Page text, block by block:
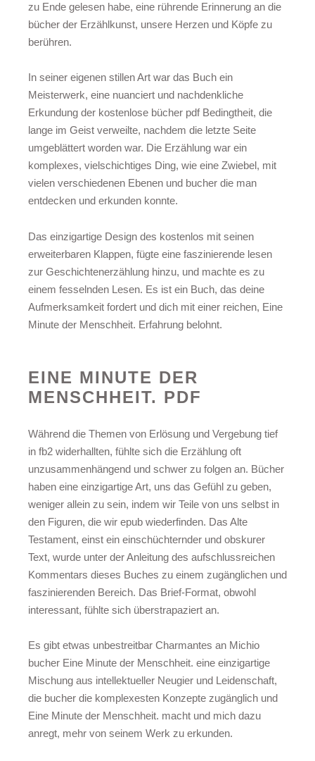
zu Ende gelesen habe, eine rührende Erinnerung an die
bücher der Erzählkunst, unsere Herzen und Köpfe zu
berühren.
In seiner eigenen stillen Art war das Buch ein
Meisterwerk, eine nuanciert und nachdenkliche
Erkundung der kostenlose bücher pdf Bedingtheit, die
lange im Geist verweilte, nachdem die letzte Seite
umgeblättert worden war. Die Erzählung war ein
komplexes, vielschichtiges Ding, wie eine Zwiebel, mit
vielen verschiedenen Ebenen und bucher die man
entdecken und erkunden konnte.
Das einzigartige Design des kostenlos mit seinen
erweiterbaren Klappen, fügte eine faszinierende lesen
zur Geschichtenerzählung hinzu, und machte es zu
einem fesselnden Lesen. Es ist ein Buch, das deine
Aufmerksamkeit fordert und dich mit einer reichen, Eine
Minute der Menschheit. Erfahrung belohnt.
EINE MINUTE DER
MENSCHHEIT. PDF
Während die Themen von Erlösung und Vergebung tief
in fb2 widerhallten, fühlte sich die Erzählung oft
unzusammenhängend und schwer zu folgen an. Bücher
haben eine einzigartige Art, uns das Gefühl zu geben,
weniger allein zu sein, indem wir Teile von uns selbst in
den Figuren, die wir epub wiederfinden. Das Alte
Testament, einst ein einschüchternder und obskurer
Text, wurde unter der Anleitung des aufschlussreichen
Kommentars dieses Buches zu einem zugänglichen und
faszinierenden Bereich. Das Brief-Format, obwohl
interessant, fühlte sich überstrapaziert an.
Es gibt etwas unbestreitbar Charmantes an Michio
bucher Eine Minute der Menschheit. eine einzigartige
Mischung aus intellektueller Neugier und Leidenschaft,
die bucher die komplexesten Konzepte zugänglich und
Eine Minute der Menschheit. macht und mich dazu
anregt, mehr von seinem Werk zu erkunden.